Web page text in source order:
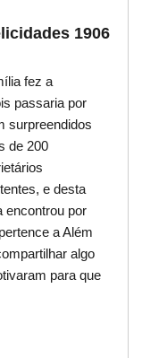
1906
fez a
passaria por
surpreendidos
de 200
e desta
encontrou por
a Além
algo
para que